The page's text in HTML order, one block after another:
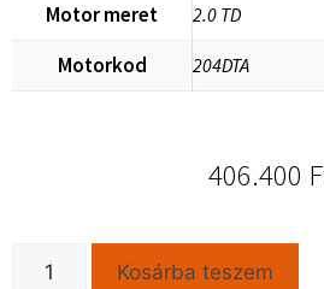
Motor meret 2.0 TD
Motorkod 204DTA
406.400
Kosárba teszem